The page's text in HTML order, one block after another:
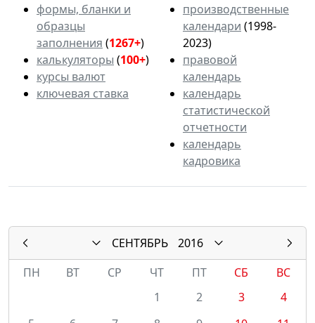
формы, бланки и
образцы
заполнения (1267+)
калькуляторы (100+)
курсы валют
ключевая ставка
производственные
календари (1998-
2023)
правовой
календарь
календарь
статистической
отчетности
календарь
кадровика
СЕНТЯБРЬ
2016
ПН
ВТ СР ЧТ ПТ СБ
ВС
1
2 3
4